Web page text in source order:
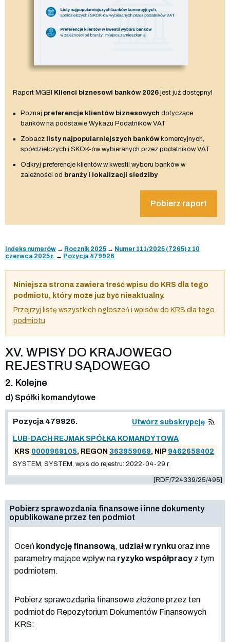
Raport MGBI Klienci biznesowi banków 2026 jest już dostępny!
Poznaj preferencje klientów biznesowych dotyczące
banków na podstawie Wykazu Podatników VAT
Zobacz listy najpopularniejszych bankówkomercyjnych,
spółdzielczych i SKOK-ów wybieranych przez podatników VAT
Odkryj preferencje klientów w kwestii wyboru banków w
zależności od branży i lokalizacji siedziby
Pobierz raport
Indeks numerów → Rocznik 2025 → Numer 111/2025 (7265) z 10
czerwca 2025 r. → Pozycja 479926
Niniejsza strona zawiera treść wpisu do KRS dla tego
podmiotu, który może już być nieaktualny.
Przejrzyj listę wszystkich ogłoszeń i wpisów do KRS dla tego
podmiotu
XV. WPISY DO KRAJOWEGO
REJESTRU SĄDOWEGO
2. Kolejne
d) Spółki komandytowe
Pozycja 479926. Utwórz subskrypcję
LUB-DACH REJMAK SPÓŁKA KOMANDYTOWA
KRS 0000969105, REGON 363959069, NIP 9462658402
SYSTEM, SYSTEM, wpis do rejestru: 2022-04-29 r.
[RDF/724339/25/495]
Pobierz sprawozdania finansowe i inne dokumenty
opublikowane przez ten podmiot
Oceń kondycję finansową, udział w rynku oraz inne
parametry mające wpływ na ryzyko współpracy z tym
podmiotem.
Pobierz sprawozdania finansowe złożone przez ten
podmiot do Repozytorium Dokumentów Finansowych
KRS: